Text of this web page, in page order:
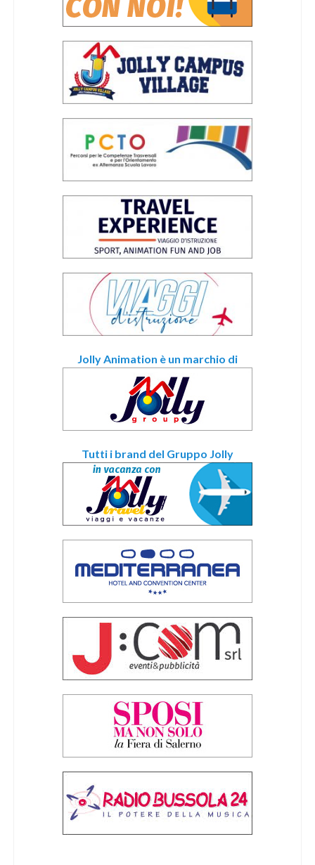
Jolly Animation è un marchio di
Tutti i brand del Gruppo Jolly